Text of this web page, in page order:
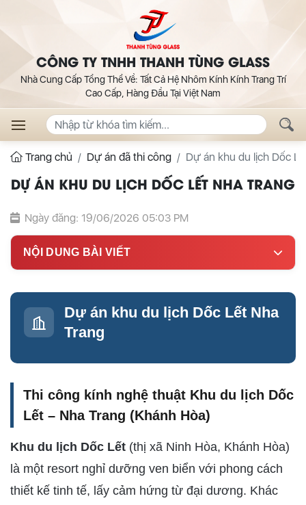
CÔNG TY TNHH THANH TÙNG GLASS
Nhà Cung Cấp Tổng Thể Về: Tất Cả Hệ Nhôm Kính Kính Trang Trí
Cao Cấp, Hàng Đầu Tại Việt Nam
Trang chủ Dự án đã thi công Dự án khu du lịch Dốc
DỰ ÁN KHU DU LỊCH DỐC LẾT NHA TRANG
Ngày đăng: 19/06/2026 05:03 PM
NỘI DUNG BÀI VIẾT
Dự án khu du lịch Dốc Lết Nha
Trang
Thi công kính nghệ thuật Khu du lịch Dốc
Lết – Nha Trang (Khánh Hòa)
Khu du lịch Dốc Lết (thị xã Ninh Hòa, Khánh Hòa)
là một resort nghỉ dưỡng ven biển với phong cách
thiết kế tinh tế, lấy cảm hứng từ đại dương. Khác